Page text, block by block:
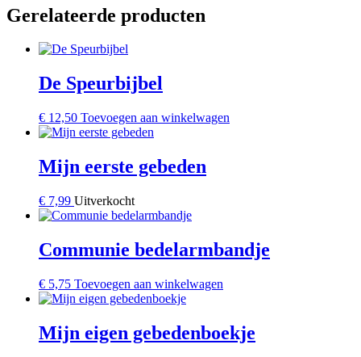
Gerelateerde producten
De Speurbijbel
€ 12,50 Toevoegen aan winkelwagen
Mijn eerste gebeden
€ 7,99 Uitverkocht
Communie bedelarmbandje
€ 5,75 Toevoegen aan winkelwagen
Mijn eigen gebedenboekje